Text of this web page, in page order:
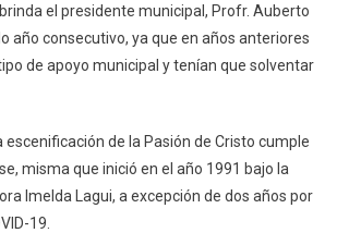
el presidente municipal, Profr. Auberto
año consecutivo, ya que en años anteriores
de apoyo municipal y tenían que solventar
escenificación de la Pasión de Cristo cumple
misma que inició en el año 1991 bajo la
Imelda Lagui, a excepción de dos años por
19.